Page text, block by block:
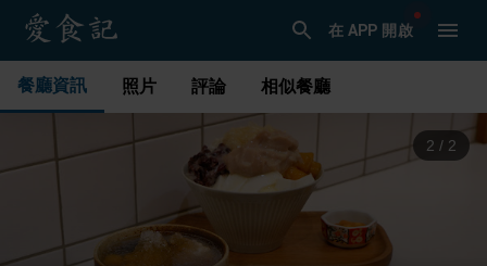
在 APP 開啟
餐廳資訊 照片 評論 相似餐廳
1 / 2